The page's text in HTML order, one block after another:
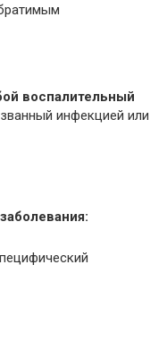
воспалительный
инфекцией или